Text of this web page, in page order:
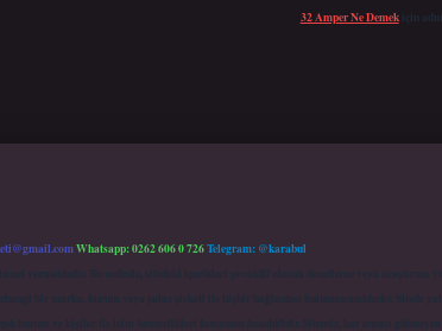
32 Amper Ne Demekiçin
Whatsapp: 0262 606 0 726Telegram: @karabul
vermektedir. Bu nedenle, sitedeki içerikleri proaktif olarak denetleme veya araştırma